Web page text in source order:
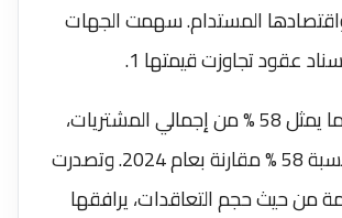
المستدام. سهمت الجهات
عقود تجاوزت قيمتها 1.
03 مليار درهم، ما يمثل 58 % من إجمالي المشتريات،
مسجلةً زيادة بنسبة 58 % مقارنة بعام 2024. وتصدرت
من حيث حجم التعاقدات، يرافقها